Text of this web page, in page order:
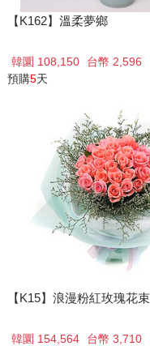
【K162】溫柔夢鄉
韓圜 108,150
台幣 2,596
預購5天
【K15】浪漫粉紅玫瑰花束
韓圜 154,564
台幣 3,710